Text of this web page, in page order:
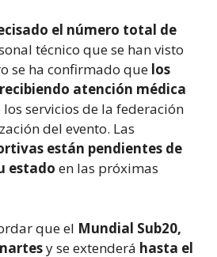
el número total de
técnico que se han visto
se ha confirmado que los
atención médica
servicios de la federación
del evento. Las
están pendientes de
estado en las próximas
que el Mundial Sub20,
y se extenderá hasta el